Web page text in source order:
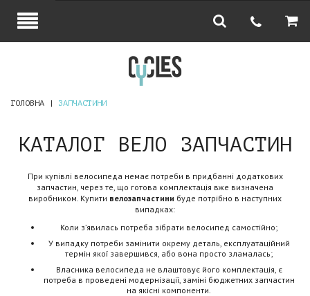
ГОЛОВНА ЗАПЧАСТИНИ
КАТАЛОГ ВЕЛО ЗАПЧАСТИН
При купівлі велосипеда немає потреби в придбанні додаткових
запчастин, через те, що готова комплектація вже визначена
виробником. Купити велозапчастини буде потрібно в наступних
випадках:
Коли з’явилась потреба зібрати велосипед самостійно;
У випадку потреби замінити окрему деталь, експлуатаційний
термін якої завершився, або вона просто зламалась;
Власника велосипеда не влаштовує його комплектація, є
потреба в проведені модернізації, заміні бюджетних запчастин
на якісні компоненти.